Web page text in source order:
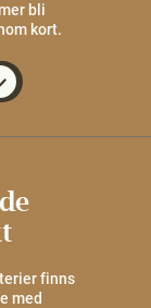
bli
kort.
finns
med